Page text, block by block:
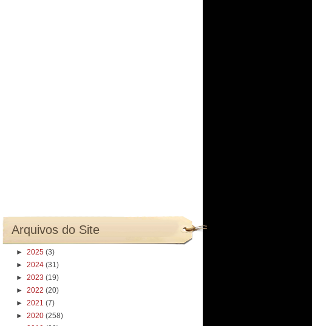
Arquivos do Site
► 2025 (3)
► 2024 (31)
► 2023 (19)
► 2022 (20)
► 2021 (7)
► 2020 (258)